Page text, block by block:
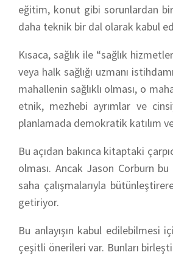
eğitim, konut gibi sorunlardan
daha teknik bir dal olarak kabul
Kısaca, sağlık ile “sağlık
veya halk sağlığı uzmanı
mahallenin sağlıklı olması, o
etnik, mezhebi ayrımlar ve
planlamada demokratik katılım
Bu açıdan bakınca kitaptaki
olması. Ancak Jason Corburn
saha çalışmalarıyla
getiriyor.
Bu anlayışın kabul edilebilmesi
çeşitli önerileri var. Bunları